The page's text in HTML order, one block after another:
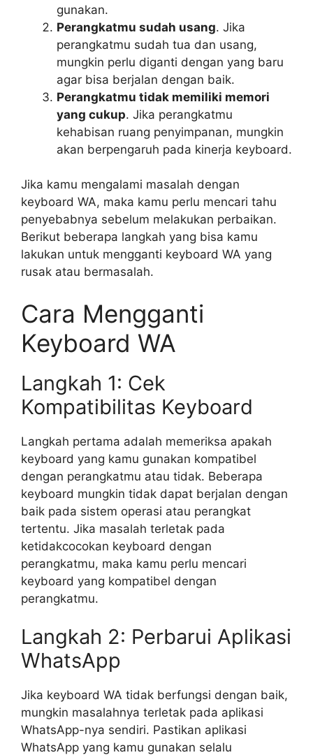
gunakan.
Perangkatmu sudah usang. Jika
perangkatmu sudah tua dan usang,
mungkin perlu diganti dengan yang baru
agar bisa berjalan dengan baik.
Perangkatmu tidak memiliki memori
yang cukup. Jika perangkatmu
kehabisan ruang penyimpanan, mungkin
akan berpengaruh pada kinerja keyboard.
Jika kamu mengalami masalah dengan
keyboard WA, maka kamu perlu mencari tahu
penyebabnya sebelum melakukan perbaikan.
Berikut beberapa langkah yang bisa kamu
lakukan untuk mengganti keyboard WA yang
rusak atau bermasalah.
Cara Mengganti
Keyboard WA
Langkah 1: Cek
Kompatibilitas Keyboard
Langkah pertama adalah memeriksa apakah
keyboard yang kamu gunakan kompatibel
dengan perangkatmu atau tidak. Beberapa
keyboard mungkin tidak dapat berjalan dengan
baik pada sistem operasi atau perangkat
tertentu. Jika masalah terletak pada
ketidakcocokan keyboard dengan
perangkatmu, maka kamu perlu mencari
keyboard yang kompatibel dengan
perangkatmu.
Langkah 2: Perbarui Aplikasi
WhatsApp
Jika keyboard WA tidak berfungsi dengan baik,
mungkin masalahnya terletak pada aplikasi
WhatsApp-nya sendiri. Pastikan aplikasi
WhatsApp yang kamu gunakan selalu